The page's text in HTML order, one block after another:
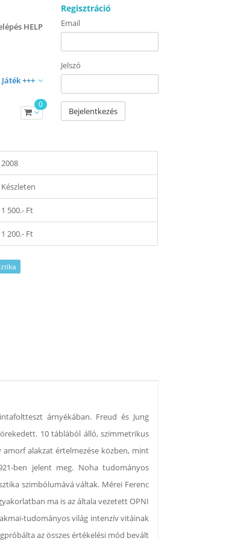
HELP
Játék +++
0
Regisztráció
Email
Jelszó
Bejelentkezés
2008
Készleten
1 500.- Ft
1 200.- Ft
árnyékában. Freud és Jung
10 táblából álló, szimmetrikus
alakzat értelmezése közben, mint
ben jelent meg. Noha tudományos
szimbólumává váltak. Mérei Ferenc
ma is az általa vezetett OPNI
tudományos világ intenzív vitáinak
az összes értékelési mód bevált